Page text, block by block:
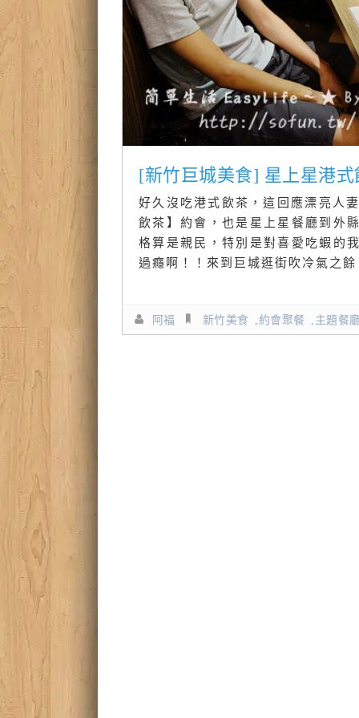
[新竹巨城美食] 星上星港
好久沒吃港式飲茶，這回應漂亮人
飲茶】約會，也是星上星餐廳到外
格算是親民，特別是對喜愛吃蝦的
過癮啊！！來到巨城逛街吹冷氣之
阿福 新竹美食 約會聚餐 主題餐